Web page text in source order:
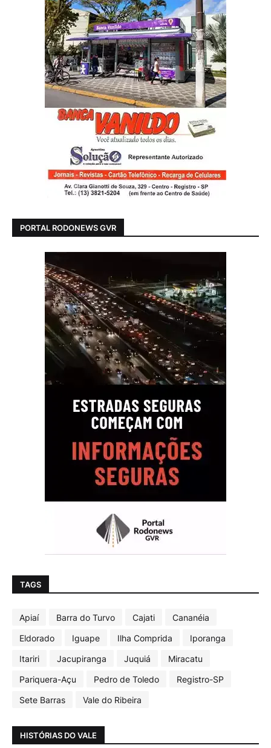
PORTAL RODONEWS GVR
TAGS
Apiaí Barra do Turvo Cajati
Cananéia
Eldorado
Iguape Ilha Comprida
Iporanga
Itariri
Jacupiranga Juquiá
Miracatu
Pariquera-Açu
Pedro de Toledo
Registro-SP
Sete Barras
Vale do Ribeira
HISTÓRIAS DO VALE